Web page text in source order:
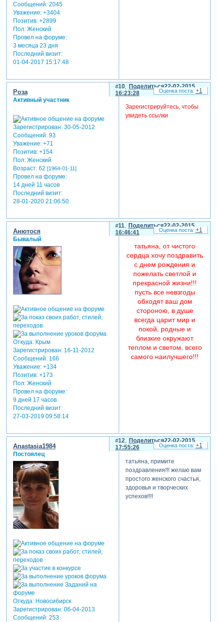
Сообщений:2045
Уважение: +3404
Позитив: +2899
Пол:Женский
Провел на форуме:
3 месяца 23 дня
Последний визит:
01-04-2017 15:17:48
Поделиться
10
22-02-2015
16:23:28
Роза
Активный участник
Зарегистрирован: 30-05-2012
Сообщений:93
Уважение: +71
Позитив: +154
Пол:Женский
Возраст:62 [1964-01-11]
Провел на форуме:
14 дней 11 часов
Последний визит:
28-01-2020 21:06:50
Зарегистрируйтесь, чтобы
увидеть ссылки
+1
Поделиться
11
22-02-2015
16:46:41
Анютося
Бывалый
Откуда:Крым
Зарегистрирован: 16-11-2012
Сообщений:166
Уважение: +134
Позитив: +173
Пол:Женский
Провел на форуме:
9 дней 17 часов
Последний визит:
27-03-2019 09:58:14
татьяна, от чистого
сердца хочу поздравить
с днем рождения и
пожелать светлой и
прекрасной жизни!!!
пусть все невзгоды
обходят ваш дом
стороною, в душе
всегда царит мир и
покой, родные и
близкие окружают
теплом и светом. всего
самого наилучшего!!!
+1
Поделиться
12
22-02-2015
17:55:26
Anastasia1984
Постоялец
Откуда:Новосибирск
Зарегистрирован: 06-04-2013
Сообщений:253
татьяна, примите
поздравления!!! желаю вам
простого женского счастья,
здоровья и творческих
успехов!!!!
+1